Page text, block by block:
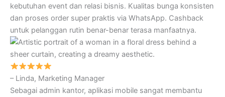
kebutuhan event dan relasi bisnis. Kualitas bunga konsisten
dan proses order super praktis via WhatsApp. Cashback
untuk pelanggan rutin benar-benar terasa manfaatnya.
– Linda, Marketing Manager
Sebagai admin kantor, aplikasi mobile sangat membantu